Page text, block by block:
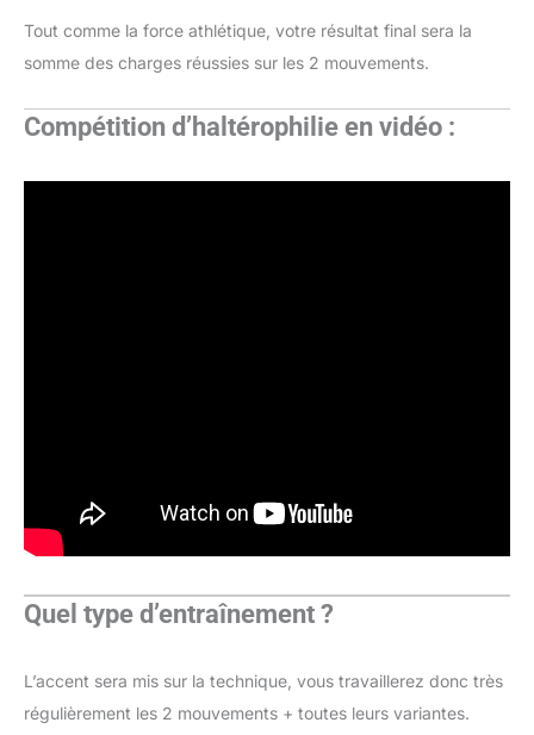
Tout comme la force athlétique, votre résultat final sera la
somme des charges réussies sur les 2 mouvements.
Compétition d’haltérophilie en vidéo :
Quel type d’entraînement ?
L’accent sera mis sur la technique, vous travaillerez donc très
régulièrement les 2 mouvements + toutes leurs variantes.